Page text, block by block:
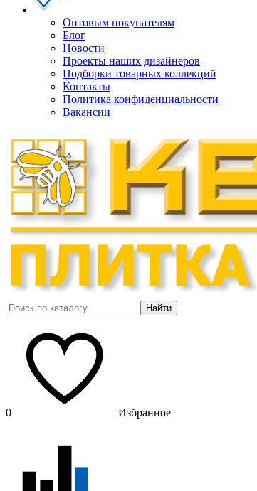
Оптовым покупателям
Блог
Новости
Проекты наших дизайнеров
Подборки товарных коллекций
Контакты
Политика конфиденциальности
Вакансии
Найти
0 Избранное